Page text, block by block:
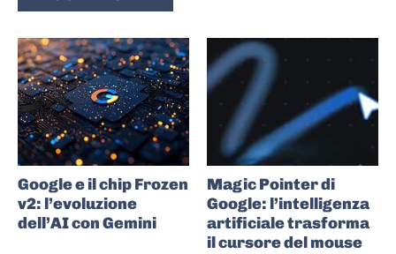
Google e il chip Frozen
v2: l’evoluzione
dell’AI con Gemini
Magic Pointer di
Google: l’intelligenza
artificiale trasforma
il cursore del mouse